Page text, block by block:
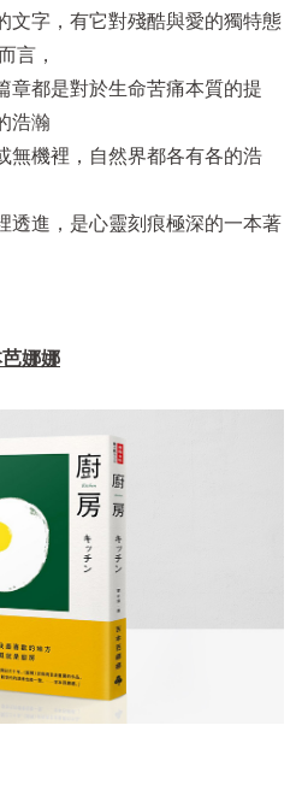
文字，有它對殘酷與愛的獨特態
言，
章都是對於生命苦痛本質的提
浩瀚
無機裡，自然界都各有各的浩
透進，是心靈刻痕極深的一本著
娜娜